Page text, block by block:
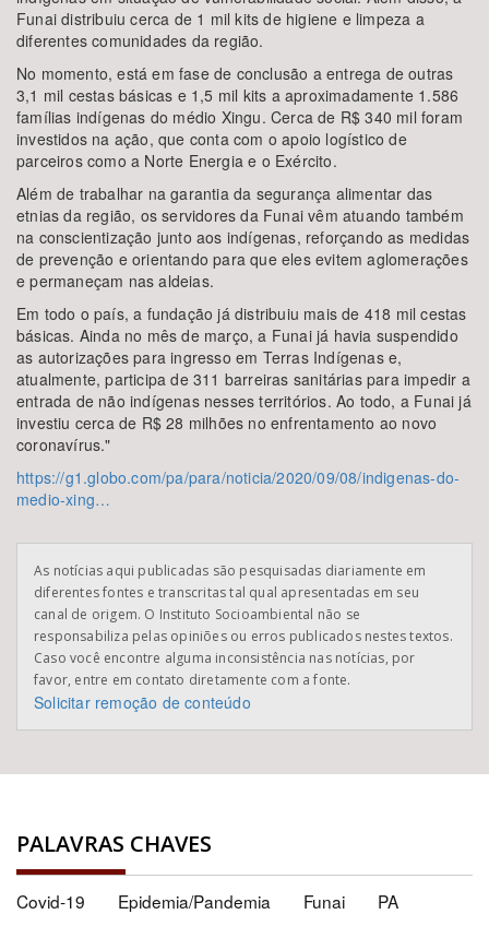
Funai distribuiu cerca de 1 mil kits de higiene e limpeza a
diferentes comunidades da região.
No momento, está em fase de conclusão a entrega de outras
3,1 mil cestas básicas e 1,5 mil kits a aproximadamente 1.586
famílias indígenas do médio Xingu. Cerca de R$ 340 mil foram
investidos na ação, que conta com o apoio logístico de
parceiros como a Norte Energia e o Exército.
Além de trabalhar na garantia da segurança alimentar das
etnias da região, os servidores da Funai vêm atuando também
na conscientização junto aos indígenas, reforçando as medidas
de prevenção e orientando para que eles evitem aglomerações
e permaneçam nas aldeias.
Em todo o país, a fundação já distribuiu mais de 418 mil cestas
básicas. Ainda no mês de março, a Funai já havia suspendido
as autorizações para ingresso em Terras Indígenas e,
atualmente, participa de 311 barreiras sanitárias para impedir a
entrada de não indígenas nesses territórios. Ao todo, a Funai já
investiu cerca de R$ 28 milhões no enfrentamento ao novo
coronavírus."
https://g1.globo.com/pa/para/noticia/2020/09/08/indigenas-do-
medio-xing…
As notícias aqui publicadas são pesquisadas diariamente em
diferentes fontes e transcritas tal qual apresentadas em seu
canal de origem. O Instituto Socioambiental não se
responsabiliza pelas opiniões ou erros publicados nestes textos.
Caso você encontre alguma inconsistência nas notícias, por
favor, entre em contato diretamente com a fonte.
Solicitar remoção de conteúdo
PALAVRAS CHAVES
Covid-19 Epidemia/Pandemia Funai
PA